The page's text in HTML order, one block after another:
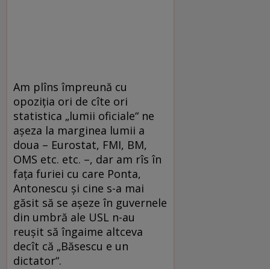
Am plîns împreună cu
opoziţia ori de cîte ori
statistica „lumii oficiale“ ne
aşeza la marginea lumii a
doua – Eurostat, FMI, BM,
OMS etc. etc. –, dar am rîs în
faţa furiei cu care Ponta,
Antonescu şi cine s-a mai
găsit să se aşeze în guvernele
din umbră ale USL n-au
reuşit să îngaime altceva
decît că „Băsescu e un
dictator“.